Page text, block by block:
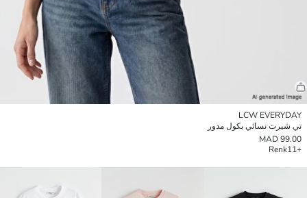
LCW EVERYDAY
تي شيرت نسائي بكول مدور
99.00 MAD
+11
Renk